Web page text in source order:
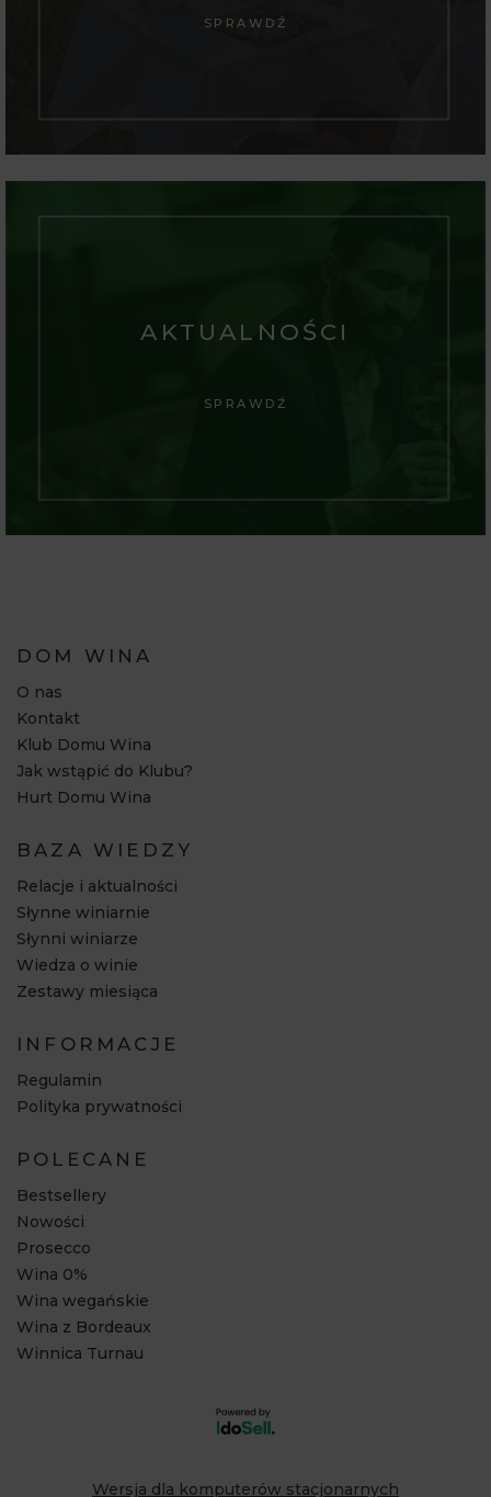
SPRAWDŹ
AKTUALNOŚCI
SPRAWDŹ
DOM WINA
O nas
Kontakt
Klub Domu Wina
Jak wstąpić do Klubu?
Hurt Domu Wina
BAZA WIEDZY
Relacje i aktualności
Słynne winiarnie
Słynni winiarze
Wiedza o winie
Zestawy miesiąca
INFORMACJE
Regulamin
Polityka prywatności
POLECANE
Bestsellery
Nowości
Prosecco
Wina 0%
Wina wegańskie
Wina z Bordeaux
Winnica Turnau
Wersja dla komputerów stacjonarnych